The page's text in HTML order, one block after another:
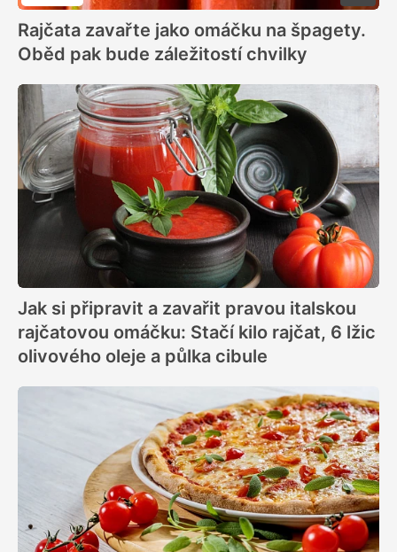
Rajčata zavařte jako omáčku na špagety.
Oběd pak bude záležitostí chvilky
Jak si připravit a zavařit pravou italskou
rajčatovou omáčku: Stačí kilo rajčat, 6 lžic
olivového oleje a půlka cibule